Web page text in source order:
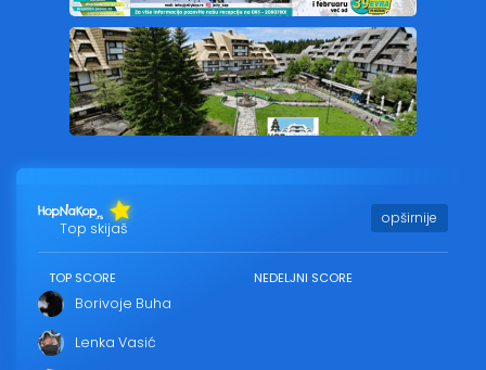
Top skijaš
opširnije
TOP SCORE
Borivoje Buha
Lenka Vasić
NEDELJNI SCORE